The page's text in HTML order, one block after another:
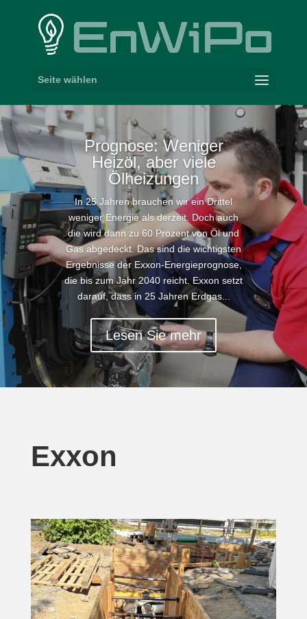
Seite wählen
Prognose: Weniger
Heizöl, aber viele
Ölheizungen
In 25 Jahren brauchen wir ein Drittel
weniger Energie als derzeit. Doch auch
die wird dann zu 60 Prozent von Öl und
Gas abgedeckt. Das sind die wichtigsten
Ergebnisse der Exxon-Energieprognose,
die bis zum Jahr 2040 reicht. Exxon setzt
darauf, dass in 25 Jahren Erdgas...
Lesen Sie mehr
Exxon